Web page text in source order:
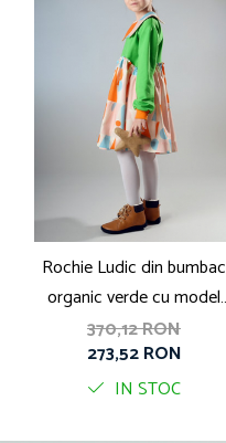
Rochie Ludic din bumbac
organic verde cu model
geometric si guler
370,12 RON
273,52 RON
IN STOC